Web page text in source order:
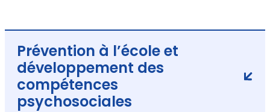
Prévention à l’école et
développement des
compétences
psychosociales